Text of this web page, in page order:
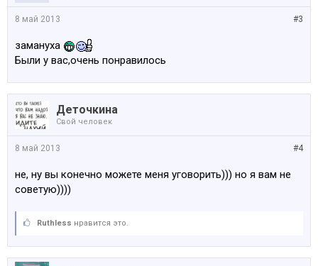
#3
8 май 2013
замануха
Были у вас,очень понравилось
Деточкина
Свой человек
#4
8 май 2013
не, ну вы конечно можете меня уговорить))) но я вам не
советую))))
Ruthless нравится это.